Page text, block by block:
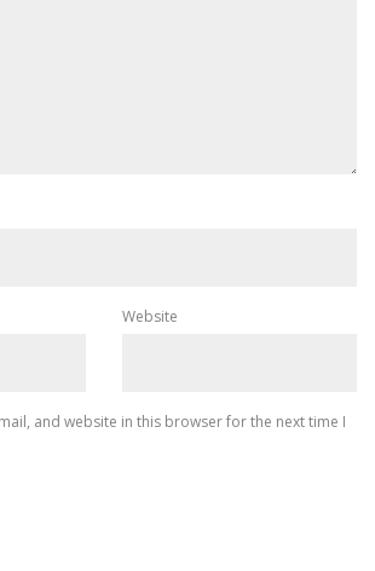
Website
and website in this browser for the next time I